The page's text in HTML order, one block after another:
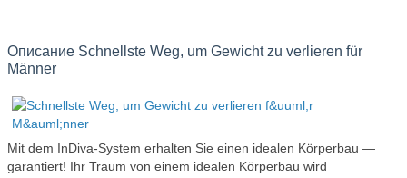
Описание Schnellste Weg, um Gewicht zu verlieren für
Männer
Mit dem InDiva‑System erhalten Sie einen idealen Körperbau —
garantiert! Ihr Traum von einem idealen Körperbau wird